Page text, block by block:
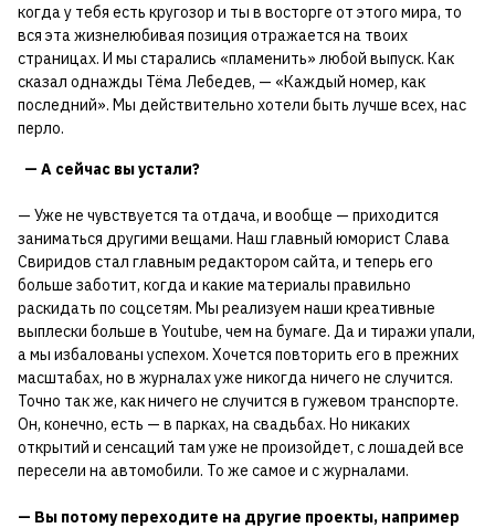
когда у тебя есть кругозор и ты в восторге от этого мира, то
вся эта жизнелюбивая позиция отражается на твоих
страницах. И мы старались «пламенить» любой выпуск. Как
сказал однажды Тёма Лебедев, — «Каждый номер, как
последний». Мы действительно хотели быть лучше всех, нас
перло.
— А сейчас вы устали?
— Уже не чувствуется та отдача, и вообще — приходится
заниматься другими вещами. Наш главный юморист Слава
Свиридов стал главным редактором сайта, и теперь его
больше заботит, когда и какие материалы правильно
раскидать по соцсетям. Мы реализуем наши креативные
выплески больше в Youtube, чем на бумаге. Да и тиражи упали,
а мы избалованы успехом. Хочется повторить его в прежних
масштабах, но в журналах уже никогда ничего не случится.
Точно так же, как ничего не случится в гужевом транспорте.
Он, конечно, есть — в парках, на свадьбах. Но никаких
открытий и сенсаций там уже не произойдет, с лошадей все
пересели на автомобили. То же самое и с журналами.
— Вы потому переходите на другие проекты, например